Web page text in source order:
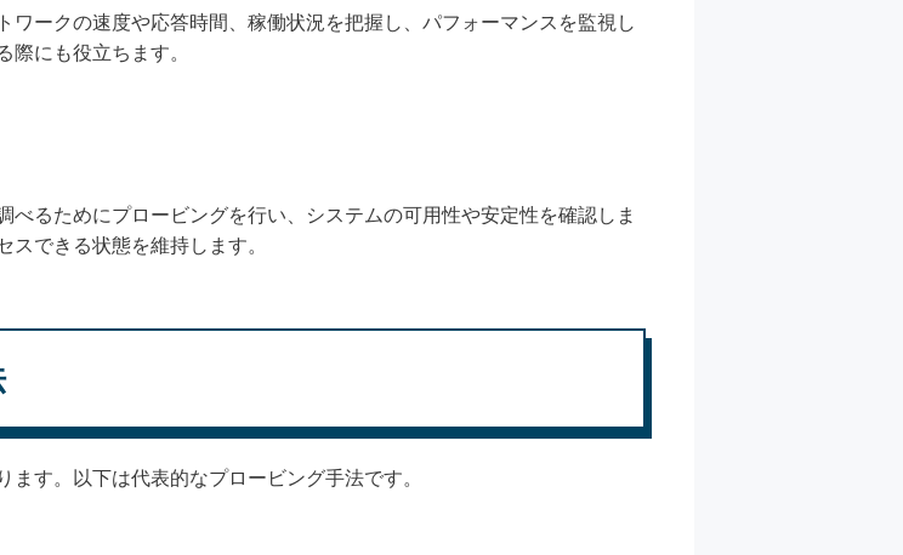
ークの速度や応答時間、稼働状況を把握し、パフォーマンスを監視し
際にも役立ちます。
るためにプロービングを行い、システムの可用性や安定性を確認しま
できる状態を維持します。
す。以下は代表的なプロービング手法です。